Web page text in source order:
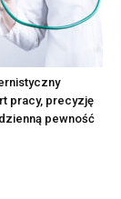
pracy, precyzję
pewność